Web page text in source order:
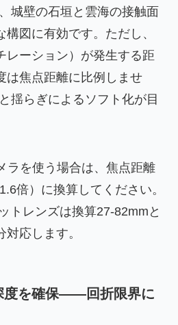
城壁の石垣と雲海の接触面
図に有効です。ただし、
レーション）が発生する距
は焦点距離に比例しませ
揺らぎによるソフト化が目
ラを使う場合は、焦点距離
倍）に換算してください。
トレンズは換算27-82mmと
応します。
度を確保——回折限界に